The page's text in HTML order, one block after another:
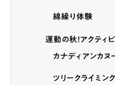
綿繰り体験
運動の秋！アクティ
カナディアンカヌ
ツリークライミン